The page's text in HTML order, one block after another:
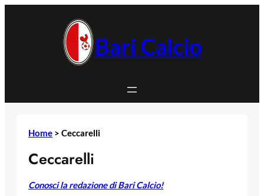
Bari Calcio
Home > Ceccarelli
Ceccarelli
Conosci la redazione di Bari Calcio!